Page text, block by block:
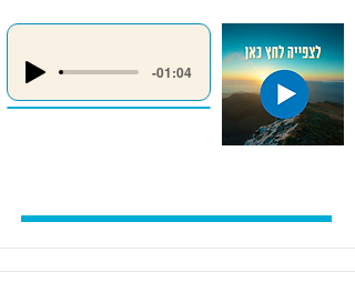
-01:04